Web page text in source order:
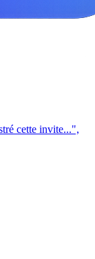
cette invite...",